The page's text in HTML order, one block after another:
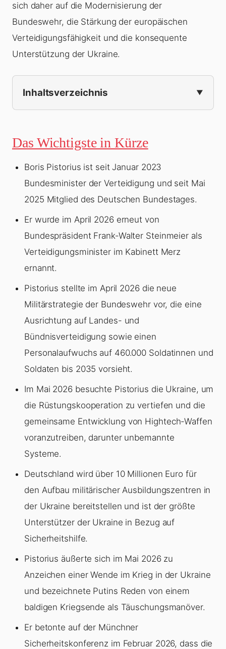
sich daher auf die Modernisierung der
Bundeswehr, die Stärkung der europäischen
Verteidigungsfähigkeit und die konsequente
Unterstützung der Ukraine.
Inhaltsverzeichnis
Das Wichtigste in Kürze
Boris Pistorius ist seit Januar 2023
Bundesminister der Verteidigung und seit Mai
2025 Mitglied des Deutschen Bundestages.
Er wurde im April 2026 erneut von
Bundespräsident Frank-Walter Steinmeier als
Verteidigungsminister im Kabinett Merz
ernannt.
Pistorius stellte im April 2026 die neue
Militärstrategie der Bundeswehr vor, die eine
Ausrichtung auf Landes- und
Bündnisverteidigung sowie einen
Personalaufwuchs auf 460.000 Soldatinnen und
Soldaten bis 2035 vorsieht.
Im Mai 2026 besuchte Pistorius die Ukraine, um
die Rüstungskooperation zu vertiefen und die
gemeinsame Entwicklung von Hightech-Waffen
voranzutreiben, darunter unbemannte
Systeme.
Deutschland wird über 10 Millionen Euro für
den Aufbau militärischer Ausbildungszentren in
der Ukraine bereitstellen und ist der größte
Unterstützer der Ukraine in Bezug auf
Sicherheitshilfe.
Pistorius äußerte sich im Mai 2026 zu
Anzeichen einer Wende im Krieg in der Ukraine
und bezeichnete Putins Reden von einem
baldigen Kriegsende als Täuschungsmanöver.
Er betonte auf der Münchner
Sicherheitskonferenz im Februar 2026, dass die